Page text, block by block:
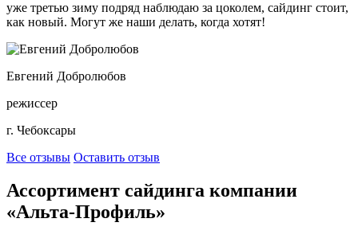
уже третью зиму подряд наблюдаю за цоколем, сайдинг стоит,
как новый. Могут же наши делать, когда хотят!
Евгений Добролюбов
режиссер
г. Чебоксары
Все отзывы Оставить отзыв
Ассортимент сайдинга компании
«Альта-Профиль»